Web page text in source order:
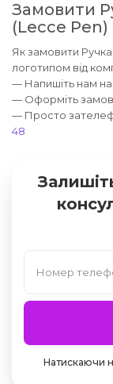
Замовити
(Lecce
Як замовити
логотипом від
— Напишіть нам
— Оформіть
— Просто
48
Натискаючи